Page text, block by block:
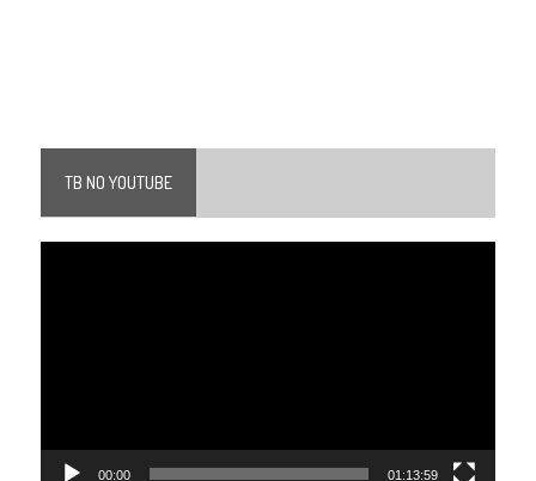
TB NO YOUTUBE
00:00 01:13:59